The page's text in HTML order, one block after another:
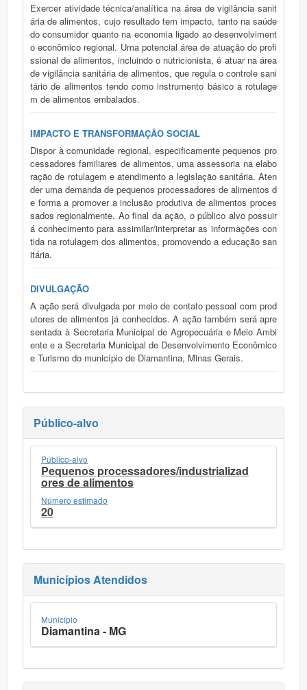
Exercer atividade técnica/analítica na área de vigilância sanit
ária de alimentos, cujo resultado tem impacto, tanto na saúde
do consumidor quanto na economia ligado ao desenvolviment
o econômico regional. Uma potencial área de atuação do profi
ssional de alimentos, incluindo o nutricionista, é atuar na área
de vigilância sanitária de alimentos, que regula o controle sani
tário de alimentos tendo como instrumento básico a rotulage
m de alimentos embalados.
IMPACTO E TRANSFORMAÇÃO SOCIAL
Dispor à comunidade regional, especificamente pequenos pro
cessadores familiares de alimentos, uma assessoria na elabo
ração de rotulagem e atendimento a legislação sanitária. Aten
der uma demanda de pequenos processadores de alimentos d
e forma a promover a inclusão produtiva de alimentos proces
sados regionalmente. Ao final da ação, o público alvo possuir
á conhecimento para assimilar/interpretar as informações con
tida na rotulagem dos alimentos, promovendo a educação san
itária.
DIVULGAÇÃO
A ação será divulgada por meio de contato pessoal com prod
utores de alimentos já conhecidos. A ação também será apre
sentada à Secretaria Municipal de Agropecuária e Meio Ambi
ente e a Secretaria Municipal de Desenvolvimento Econômico
e Turismo do município de Diamantina, Minas Gerais.
Público-alvo
Público-alvo
Pequenos processadores/industrializad
ores de alimentos
Número estimado
20
Municípios Atendidos
Município
Diamantina - MG